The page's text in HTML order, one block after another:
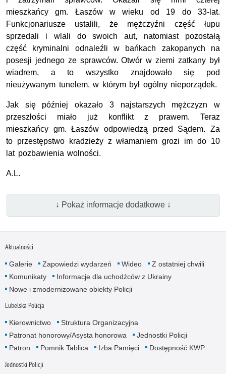
mieszkańcy gm. Łaszów w wieku od 19 do 33-lat.
Funkcjonariusze ustalili, że mężczyźni część łupu
sprzedali i wlali do swoich aut, natomiast pozostałą
część kryminalni odnaleźli w bańkach zakopanych na
posesji jednego ze sprawców. Otwór w ziemi zatkany był
wiadrem, a to wszystko znajdowało się pod
nieużywanym tunelem, w którym był ogólny nieporządek.
Jak się później okazało 3 najstarszych mężczyzn w
przeszłości miało już konflikt z prawem. Teraz
mieszkańcy gm. Łaszów odpowiedzą przed Sądem. Za
to przestępstwo kradzieży z włamaniem grozi im do 10
lat pozbawienia wolności.
A.L.
↓ Pokaż informacje dodatkowe ↓
Aktualności
Galerie Zapowiedzi wydarzeń Wideo
Z ostatniej chwili
Komunikaty
Informacje dla uchodźców z Ukrainy
Nowe i zmodernizowane obiekty Policji
Lubelska Policja
Kierownictwo
Struktura Organizacyjna
Patronat honorowy/Asysta honorowa
Jednostki Policji
Patron
Pomnik Tablica Izba Pamięci Dostępność KWP
Jednostki Policji